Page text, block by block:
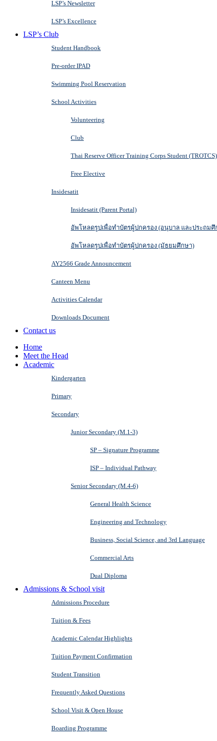
LSP’s Newsletter
LSP’s Excellence
LSP’s Club
Student Handbook
Pre-order IPAD
Swimming Pool Reservation
School Activities
Volunteering
Club
Thai Reserve Officer Training Corps Student (TROTCS)
Free Elective
Insidesatit
Insidesatit (Parent Portal)
อัพโหลดรูปเพื่อทำบัตรผู้ปกครอง (อนุบาล และประถมศึ
อัพโหลดรูปเพื่อทำบัตรผู้ปกครอง (มัธยมศึกษา)
AY2566 Grade Announcement
Canteen Menu
Activities Calendar
Downloads Document
Contact us
Home
Meet the Head
Academic
Kindergarten
Primary
Secondary
Junior Secondary (M.1-3)
SP – Signature Programme
ISP – Individual Pathway
Senior Secondary (M.4-6)
General Health Science
Engineering and Technology
Business, Social Science, and 3rd Language
Commercial Arts
Dual Diploma
Admissions & School visit
Admissions Procedure
Tuition & Fees
Academic Calendar Highlights
Tuition Payment Confirmation
Student Transition
Frequently Asked Questions
School Visit & Open House
Boarding Programme